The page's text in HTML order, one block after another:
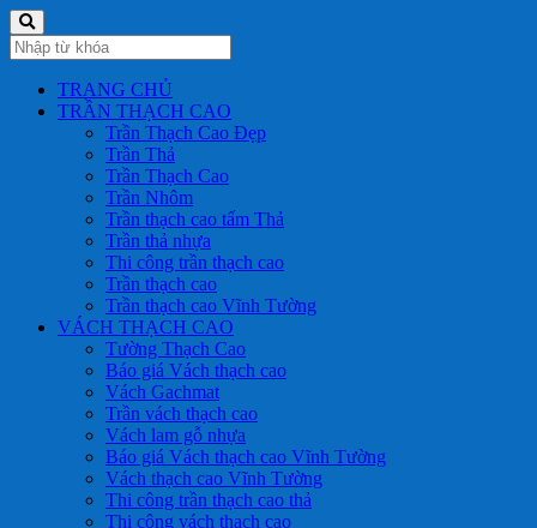
TRANG CHỦ
TRẦN THẠCH CAO
Trần Thạch Cao Đẹp
Trần Thả
Trần Thạch Cao
Trần Nhôm
Trần thạch cao tấm Thả
Trần thả nhựa
Thi công trần thạch cao
Trần thạch cao
Trần thạch cao Vĩnh Tường
VÁCH THẠCH CAO
Tường Thạch Cao
Báo giá Vách thạch cao
Vách Gachmat
Trần vách thạch cao
Vách lam gỗ nhựa
Báo giá Vách thạch cao Vĩnh Tường
Vách thạch cao Vĩnh Tường
Thi công trần thạch cao thả
Thi công vách thạch cao